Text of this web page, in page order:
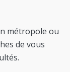
métropole ou
de vous